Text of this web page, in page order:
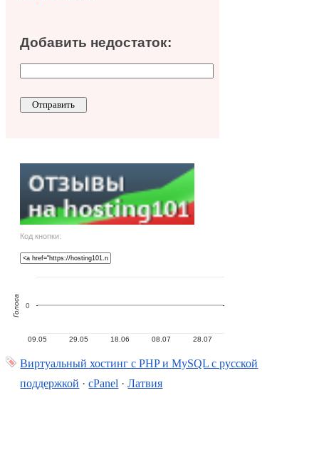
Добавить недостаток:
Код кнопки:
09.05 29.05 18.06 08.07 28.07
0
Голоса
Виртуальный хостинг c PHP и MySQL с русской
поддержкой ·cPanel ·Латвия